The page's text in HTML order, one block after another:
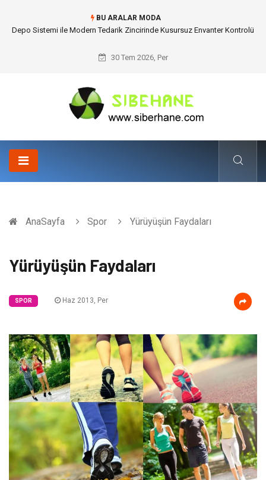
BU ARALAR MODA
Akrilik Boyama Seti ile Evinizde Dijitalden Uzak Bir Deşarj Alanı Tasarlayın
30 Tem 2026, Per
AnaSayfa Spor Yürüyüşün Faydaları
Yürüyüşün Faydaları
SPOR Haz 2013, Per